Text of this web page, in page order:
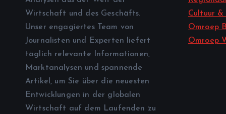
Wirtschaft und des Geschäfts.
Unser engagiertes Team von
Journalisten und Experten liefert
täglich relevante Informationen,
Marktanalysen und spannende
Artikel, um Sie über die neuesten
Entwicklungen in der globalen
Wirtschaft auf dem Laufenden zu
Cultuur
Omroep
Omroep